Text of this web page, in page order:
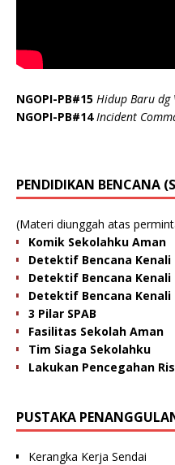
NGOPI-PB#15 Hidup Baru dg
NGOPI-PB#14 Incident
PENDIDIKAN BENCANA
(Materi diunggah atas
Komik Sekolahku Aman
Detektif Bencana Kenali
Detektif Bencana Kenali
Detektif Bencana Kenali
3 Pilar SPAB
Fasilitas Sekolah Aman
Tim Siaga Sekolahku
Lakukan Pencegahan
PUSTAKA
Kerangka Kerja Sendai